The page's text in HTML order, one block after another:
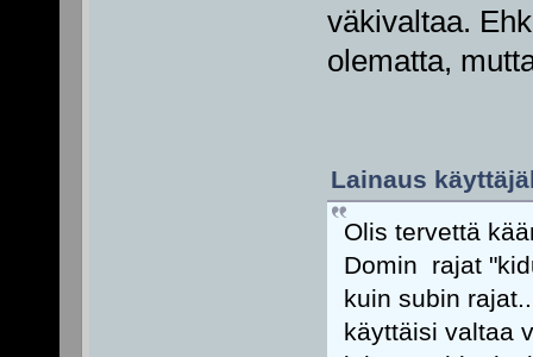
väkivaltaa.
olematta,
Lainaus
Olis tervettä
Domin rajat
kuin subin
käyttäisi valtaa